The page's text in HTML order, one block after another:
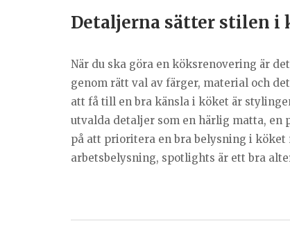
Detaljerna sätter stilen i
När du ska göra en köksrenovering är
genom rätt val av färger, material och
att få till en bra känsla i köket är
utvalda detaljer som en härlig matta, en
på att prioritera en bra belysning i köket
arbetsbelysning, spotlights är ett bra